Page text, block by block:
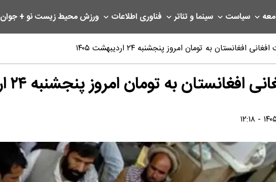
سیاست سینما و تئاتر فناوری اطلاعات ورزشمحیط زیستنو + جوان
افغانستان به تومان امروز پنجشنبه ۲۴ اردیبهشت ۱۴۰۵
به تومان امروز پنجشنبه ۲۴ اردیبهشت ۱۴۰۵